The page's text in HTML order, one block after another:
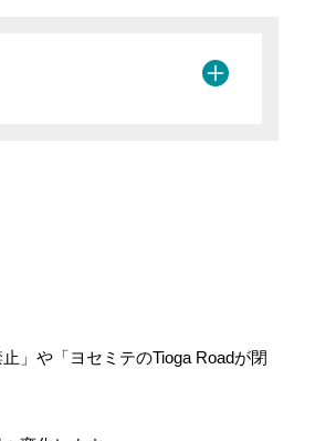
」や「ヨセミテのTioga Roadが閉